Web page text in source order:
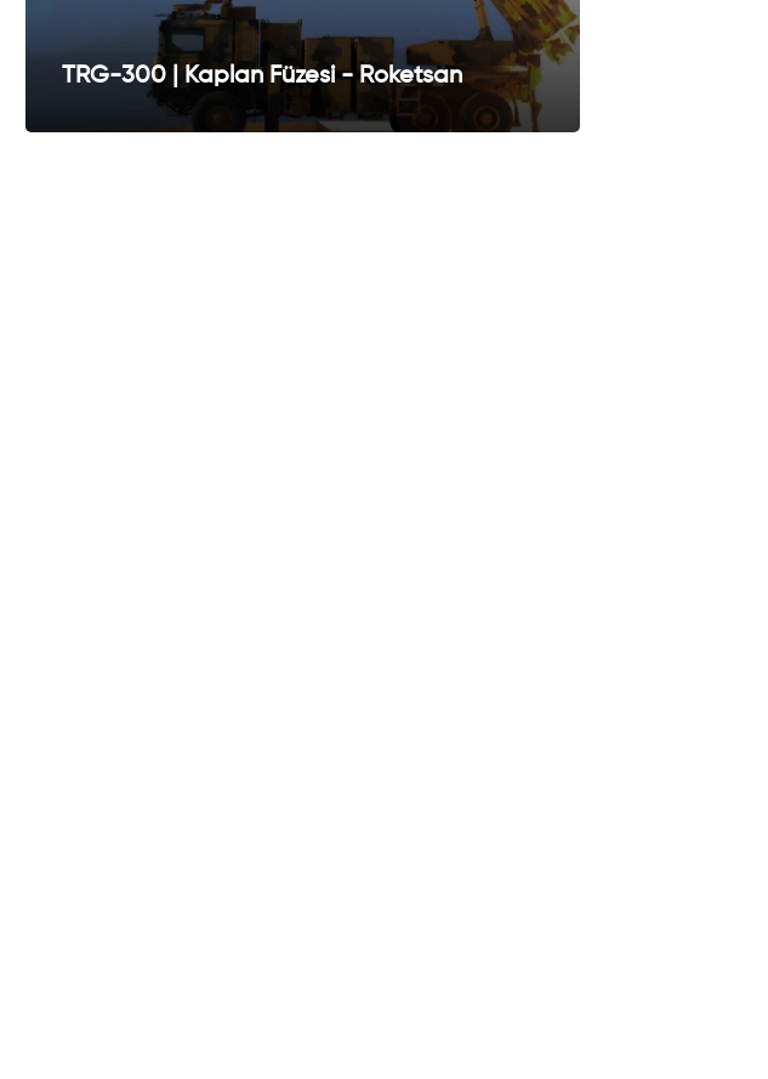
TRG-300 | Kaplan Füzesi - Roketsan